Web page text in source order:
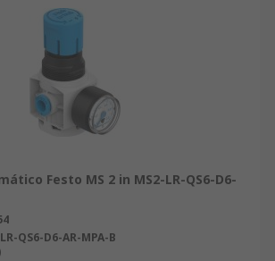
Festo MS 2 in MS2-LR-QS6-D6-
QS6-D6-AR-MPA-B